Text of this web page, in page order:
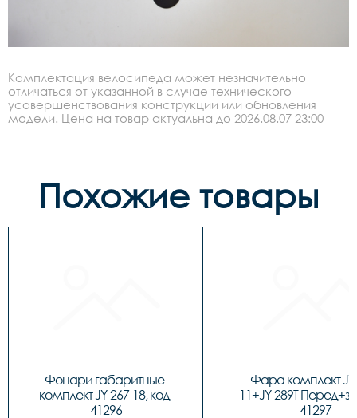
Комплектация велосипеда может незначительно
отличаться от указанной в случае технического
усовершенствования конструкции или обновления
модели. Цена на товар актуальна до 2026.08.07 23:00
Похожие товары
Фонари габаритные
комплект JY-267-18, код
41296
Фара комплект
11+JY-289T
41297